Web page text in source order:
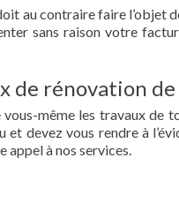
au contraire faire
sans raison votre
de rénovation
même les travaux de
devez vous rendre à
appel à nos services.